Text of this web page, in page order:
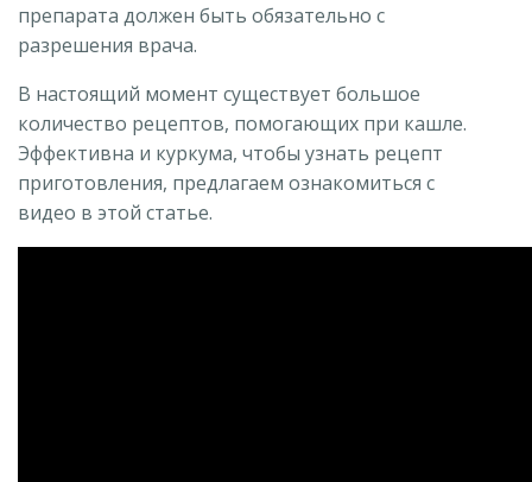
препарата должен быть обязательно с
разрешения врача.
В настоящий момент существует большое
количество рецептов, помогающих при кашле.
Эффективна и куркума, чтобы узнать рецепт
приготовления, предлагаем ознакомиться с
видео в этой статье.